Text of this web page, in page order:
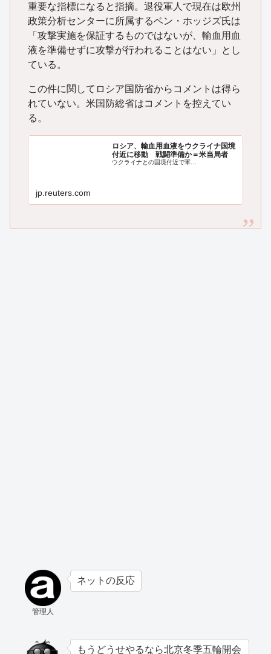
重要な指標になると指摘。退役軍人で現在は欧州
政策分析センターに所属するベン・ホッジズ氏は
「攻撃実施を保証するものではないが、輸血用血
液を準備せずに攻撃が行われることはない」とし
ている。
この件に関してロシア国防省からコメントは得ら
れていない。米国防総省はコメントを控えてい
る。
ロシア、輸血用血液をウクライナ国境
付近に移動 戦闘準備か＝米当局者
ウクライナとの国境付近で軍…
jp.reuters.com
管理人
ネットの反応
もうどうせやるなら北京冬季五輪開会